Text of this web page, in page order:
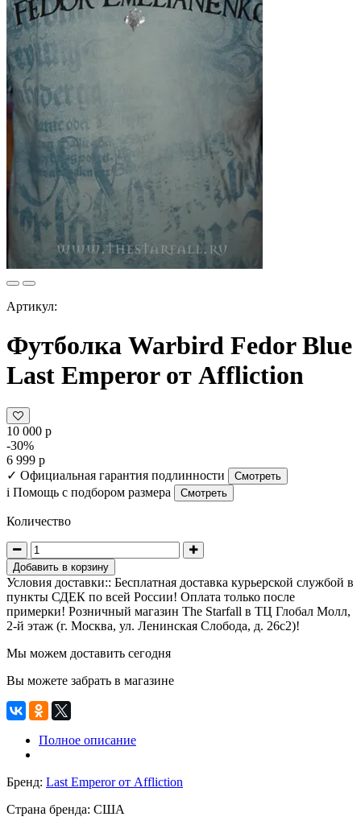
Артикул:
Футболка Warbird Fedor Blue
Last Emperor от Affliction
10 000 р
-30%
6 999 р
✓ Официальная гарантия подлинности Смотреть
i Помощь с подбором размера Смотреть
Количество
Добавить в корзину
Условия доставки:: Бесплатная доставка курьерской службой в
пункты СДЕК по всей России! Оплата только после
примерки! Розничный магазин The Starfall в ТЦ Глобал Молл,
2-й этаж (г. Москва, ул. Ленинская Слобода, д. 26с2)!
Мы можем доставить сегодня
Вы можете забрать в магазине
Полное описание
Бренд: Last Emperor от Affliction
Страна бренда: США